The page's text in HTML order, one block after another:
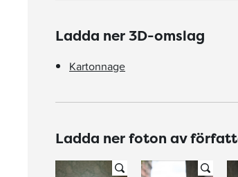
Ladda ner 3D-omslag
Kartonnage
Ladda ner foton av